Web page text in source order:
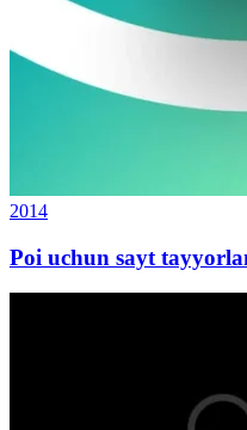
2014
Poi uchun sayt